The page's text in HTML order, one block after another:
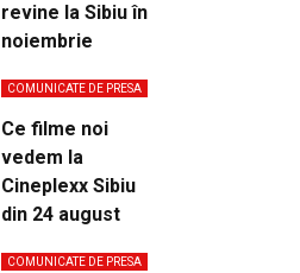
revine la Sibiu în
noiembrie
COMUNICATE DE PRESA
Ce filme noi
vedem la
Cineplexx Sibiu
din 24 august
COMUNICATE DE PRESA